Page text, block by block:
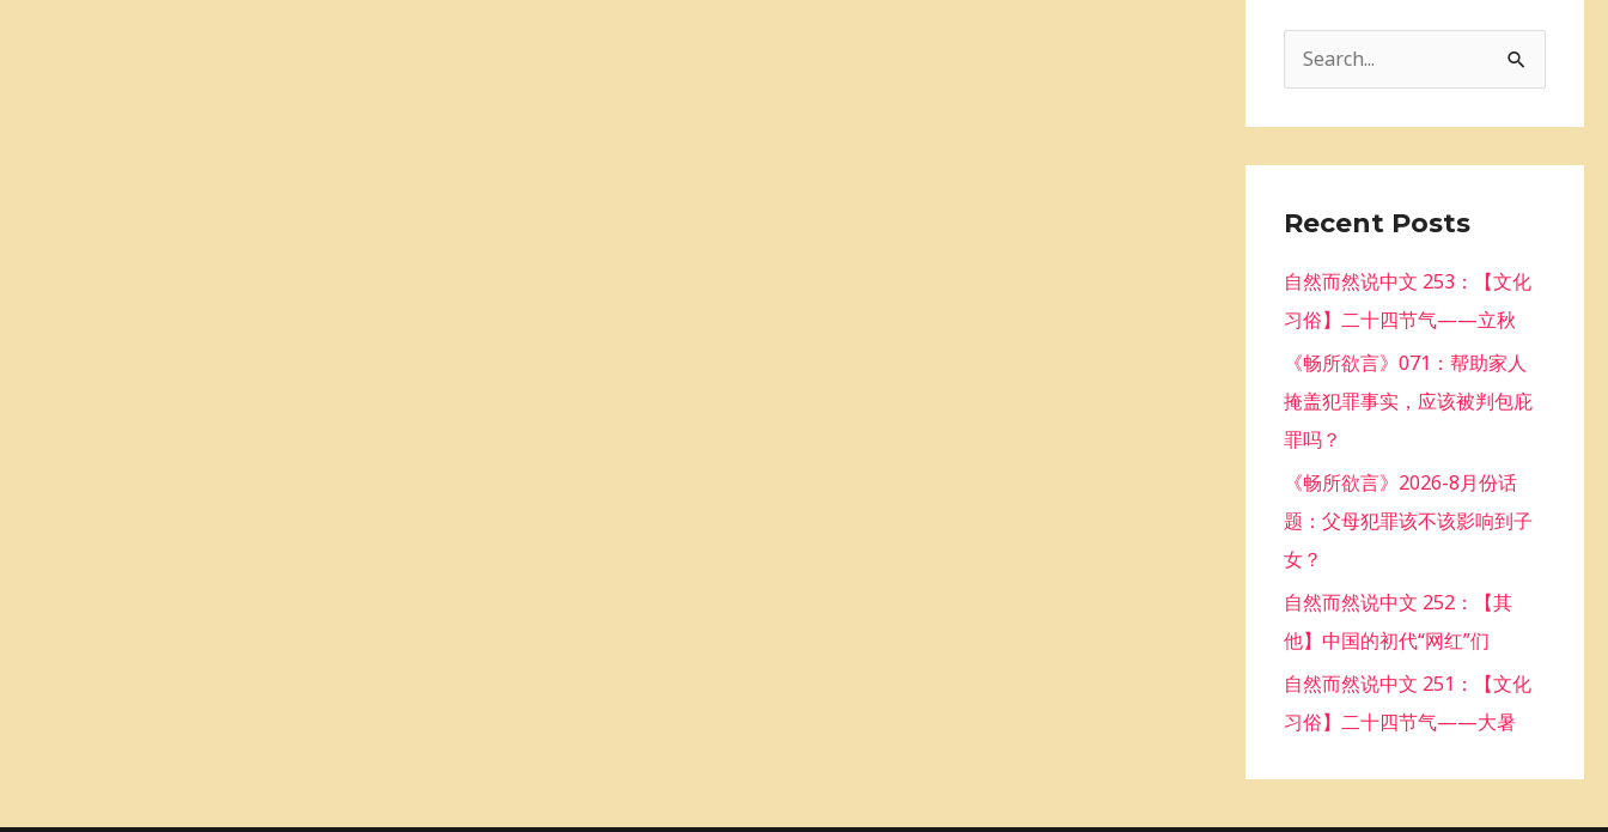
c
f
o
:
Recent Posts
自然而然说中文 253：【文化
习俗】二十四节气——立秋
《畅所欲言》071：帮助家人
掩盖犯罪事实，应该被判包庇
罪吗？
《畅所欲言》2026-8月份话
题：父母犯罪该不该影响到子
女？
自然而然说中文 252：【其
他】中国的初代“网红”们
自然而然说中文 251：【文化
习俗】二十四节气——大暑